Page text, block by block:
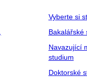
Vyberte si
Bakalářské
Navazující
studium
Doktorské